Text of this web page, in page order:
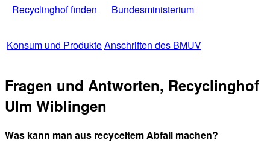
Recyclinghof finden Bundesministerium
Konsum und ProdukteAnschriften des BMUV
Fragen und Antworten, Recyclinghof
Ulm Wiblingen
Was kann man aus recyceltem Abfall machen?